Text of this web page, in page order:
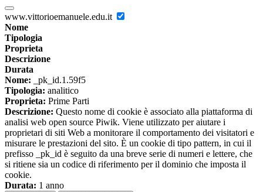
www.vittorioemanuele.edu.it
Nome
Tipologia
Proprieta
Descrizione
Durata
Nome: _pk_id.1.59f5
Tipologia: analitico
Proprieta: Prime Parti
Descrizione: Questo nome di cookie è associato alla piattaforma di
analisi web open source Piwik. Viene utilizzato per aiutare i
proprietari di siti Web a monitorare il comportamento dei visitatori e
misurare le prestazioni del sito. È un cookie di tipo pattern, in cui il
prefisso _pk_id è seguito da una breve serie di numeri e lettere, che
si ritiene sia un codice di riferimento per il dominio che imposta il
cookie.
Durata: 1 anno